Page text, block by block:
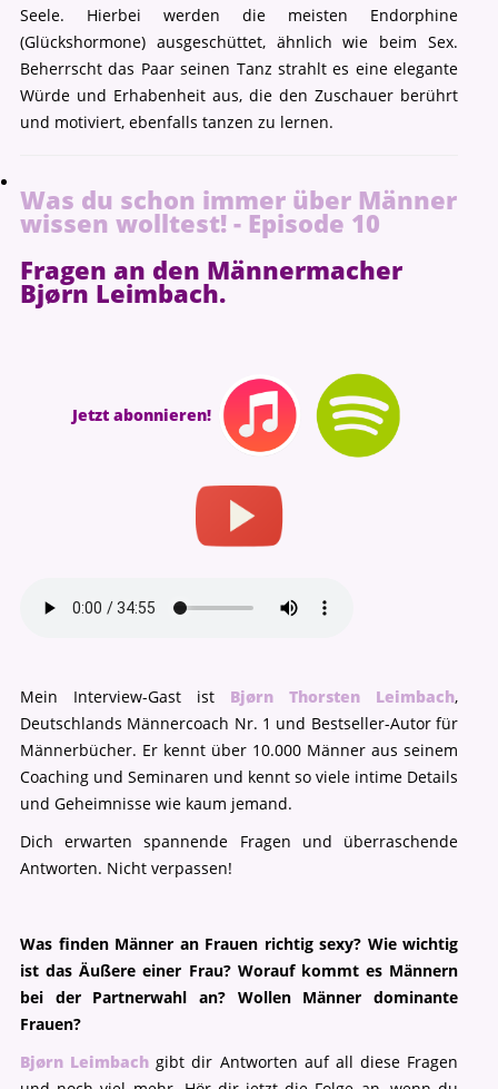
Seele. Hierbei werden die meisten Endorphine
(Glückshormone) ausgeschüttet, ähnlich wie beim Sex.
Beherrscht das Paar seinen Tanz strahlt es eine elegante
Würde und Erhabenheit aus, die den Zuschauer berührt
und motiviert, ebenfalls tanzen zu lernen.
Was du schon immer über Männer
wissen wolltest! - Episode 10
Fragen an den Männermacher
Bjørn Leimbach.
Jetzt abonnieren!
Mein Interview-Gast ist Bjørn Thorsten Leimbach,
Deutschlands Männercoach Nr. 1 und Bestseller-Autor für
Männerbücher. Er kennt über 10.000 Männer aus seinem
Coaching und Seminaren und kennt so viele intime Details
und Geheimnisse wie kaum jemand.
Dich erwarten spannende Fragen und überraschende
Antworten. Nicht verpassen!
Was finden Männer an Frauen richtig sexy? Wie wichtig
ist das Äußere einer Frau? Worauf kommt es Männern
bei der Partnerwahl an? Wollen Männer dominante
Frauen?
Bjørn Leimbach gibt dir Antworten auf all diese Fragen